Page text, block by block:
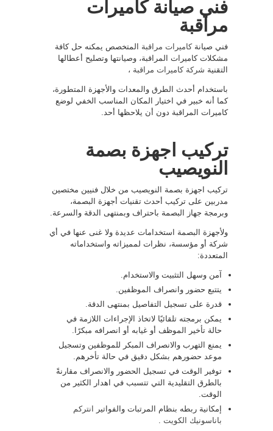
فني صيانة كاميرات
مراقبة
فني صيانةكاميرات مراقبة المتخصص يمكنه حل كافة
مشكلات كاميرات المراقبة، وصيانتها وتصليح أعطالها
التقنية شركة كاميرات مراقبة ،
باستخدام أحدث الطرق والمعدات والأجهزة المتطورة،
كما أنه خبير في اختيار المكان المناسب الخفي لوضع
كاميرات المراقبة دون أن يلاحظها أحد.
تركيب اجهزة بصمة
النويصيب
تركيب اجهزة بصمة النويصيب من خلال فنيين مختصين
مدربين على تركيب أحدث تقنيات أجهزة البصمة،
وبرمجة جهاز البصمة باحتراف وبمنتهى الدقة والسرعة.
ولأجهزة البصمة استخدامات عديدة ولا غنى عنها في أي
شركة أو مؤسسة، نظرات لمميزاته واستخداماته
المتعددة:
آمن وسهل التثبيت والاستخدام.
يتتبع حضور وانصراف الموظفين.
قدرة على تسجيل التفاصيل بمنتهى الدقة.
يمكن برمجته تلقائيًا لاتخاذ الإجراءات اللازمة في
حالة تأخير الموظف أو غيابه أو انصرافه مبكرًا.
يمنع التهرب والانصراف المبكر للموظفين وتسجيل
موعد حضورهم بشكل دقيق في حالة تأخرهم.
توفير الوقت في تسجيل الحضور والانصراف مقارنةً
بالطرق التقليدية التي تتسبب في اهدار الكثير من
الوقت.
إمكانية ربطه بنظام المرتبات والفواتير
انتركم
باناسونيك الكويت